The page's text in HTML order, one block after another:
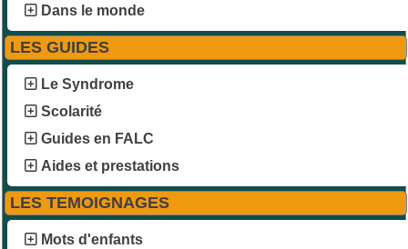
Dans le monde
LES GUIDES
Le Syndrome
Scolarité
Guides en FALC
Aides et prestations
LES TEMOIGNAGES
Mots d'enfants